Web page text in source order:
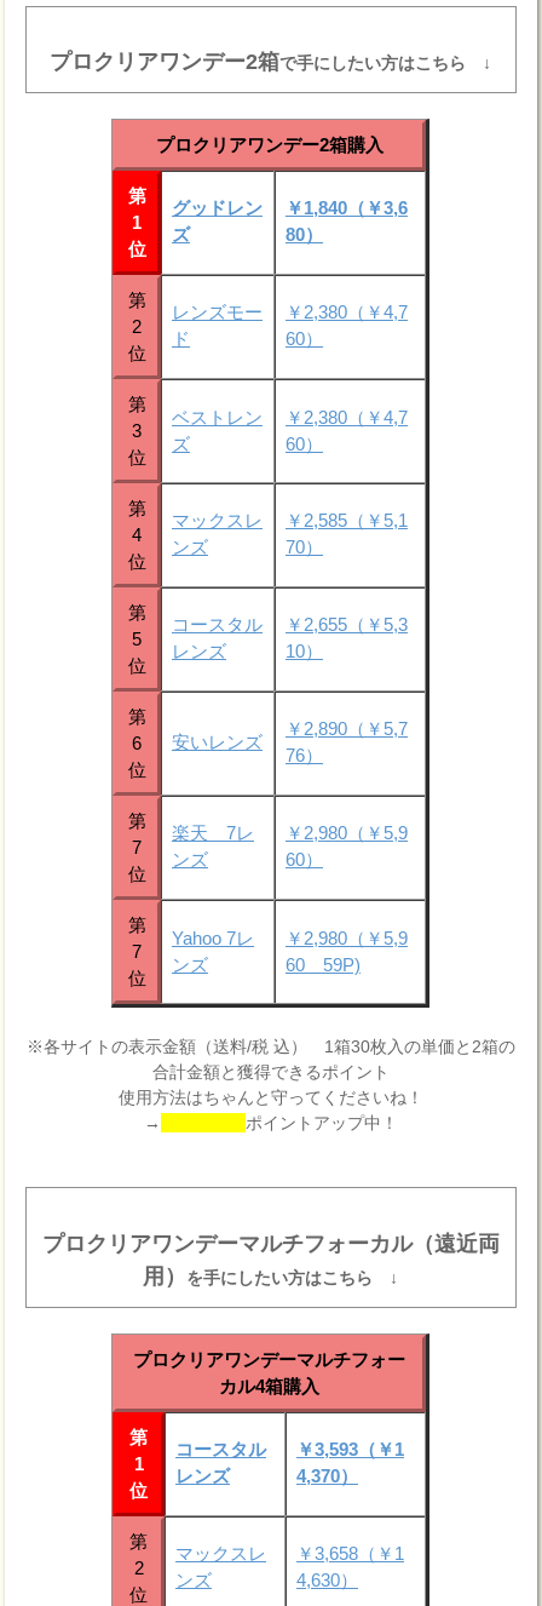
プロクリアワンデー2箱で手にしたい方はこちら ↓
プロクリアワンデー2箱購入
第
1
位
グッドレン
ズ
￥1,840（￥3,6
80）
第
2
位
レンズモー
ド
￥2,380（￥4,7
60）
第
3
位
ベストレン
ズ
￥2,380（￥4,7
60）
第
4
位
マックスレ
ンズ
￥2,585（￥5,1
70）
第
5
位
コースタル
レンズ
￥2,655（￥5,3
10）
第
6
位
安いレンズ
￥2,890（￥5,7
76）
第
7
位
楽天 7レ
ンズ
￥2,980（￥5,9
60）
第
7
位
Yahoo 7レ
ンズ
￥2,980（￥5,9
60 59P)
※各サイトの表示金額（送料/税 込） 1箱30枚入の単価と2箱の
合計金額と獲得できるポイント
使用方法はちゃんと守ってくださいね！
→
ポイントアップ中！
プロクリアワンデーマルチフォーカル（遠近両
用）
を手にしたい方はこちら ↓
プロクリアワンデーマルチフォー
カル4箱購入
第
1
位
コースタル
レンズ
￥3,593（￥1
4,370）
第
2
位
マックスレ
ンズ
￥3,658（￥1
4,630）